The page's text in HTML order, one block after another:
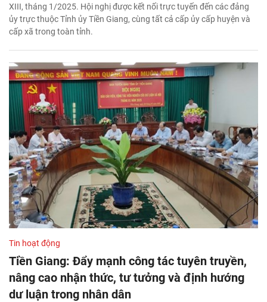
XIII, tháng 1/2025. Hội nghị được kết nối trực tuyến đến các đảng
ủy trực thuộc Tỉnh ủy Tiền Giang, cùng tất cả cấp ủy cấp huyện và
cấp xã trong toàn tỉnh.
Tin hoạt động
Tiền Giang: Đẩy mạnh công tác tuyên truyền,
nâng cao nhận thức, tư tưởng và định hướng
dư luận trong nhân dân